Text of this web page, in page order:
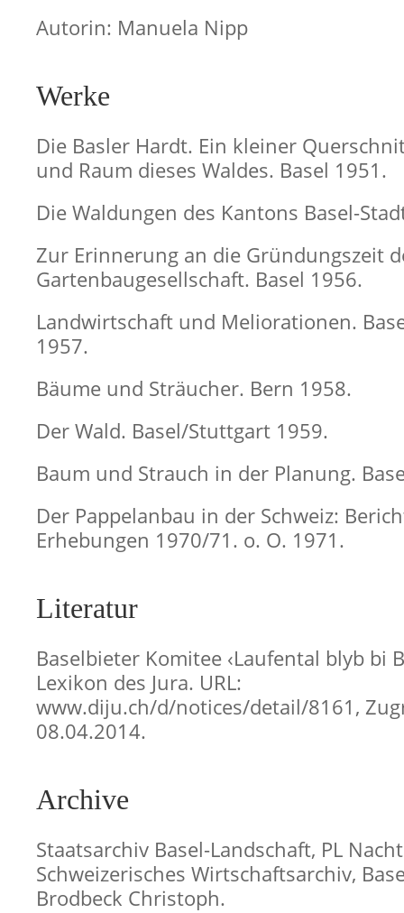
Autorin: Manuela Nipp
Werke
Die Basler Hardt. Ein kleiner
und Raum dieses Waldes. Basel 1951.
Die Waldungen des Kantons Basel-
Zur Erinnerung an die Gründungszeit
Gartenbaugesellschaft. Basel 1956.
Landwirtschaft und Meliorationen.
1957.
Bäume und Sträucher. Bern 1958.
Der Wald. Basel/Stuttgart 1959.
Baum und Strauch in der Planung.
Der Pappelanbau in der Schweiz:
Erhebungen 1970/71. o. O. 1971.
Literatur
Baselbieter Komitee ‹Laufental blyb bi
Lexikon des Jura. URL:
www.diju.ch/d/notices/detail/8161,
08.04.2014.
Archive
Staatsarchiv Basel-Landschaft, PL
Schweizerisches Wirtschaftsarchiv,
Brodbeck Christoph.